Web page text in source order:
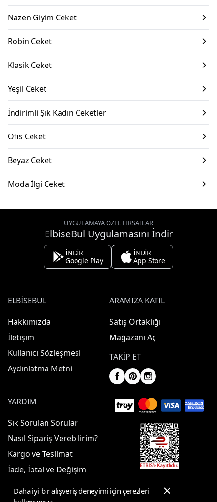
Nazen Giyim Ceket
Robin Ceket
Klasik Ceket
Yeşil Ceket
İndirimli Şık Kadın Ceketler
Ofis Ceket
Beyaz Ceket
Moda İlgi Ceket
UYGULAMAYA ÖZEL FIRSATLAR
ElbiseBul Uygulamasını İndir
İNDİR
Google Play
İNDİR
App Store
ELBISEBUL
Hakkımızda
İletişim
Kullanıcı Sözleşmesi
Aydınlatma Metni
ARAMIZA KATIL
Satış Ortaklığı
Mağazanı Aç
TAKIP ET
YARDIM
Sık Sorulan Sorular
Nasıl Sipariş Verebilirim?
Kargo ve Teslimat
İade, İptal ve Değişim
Daha iyi bir alışveriş deneyimi için çerezleri